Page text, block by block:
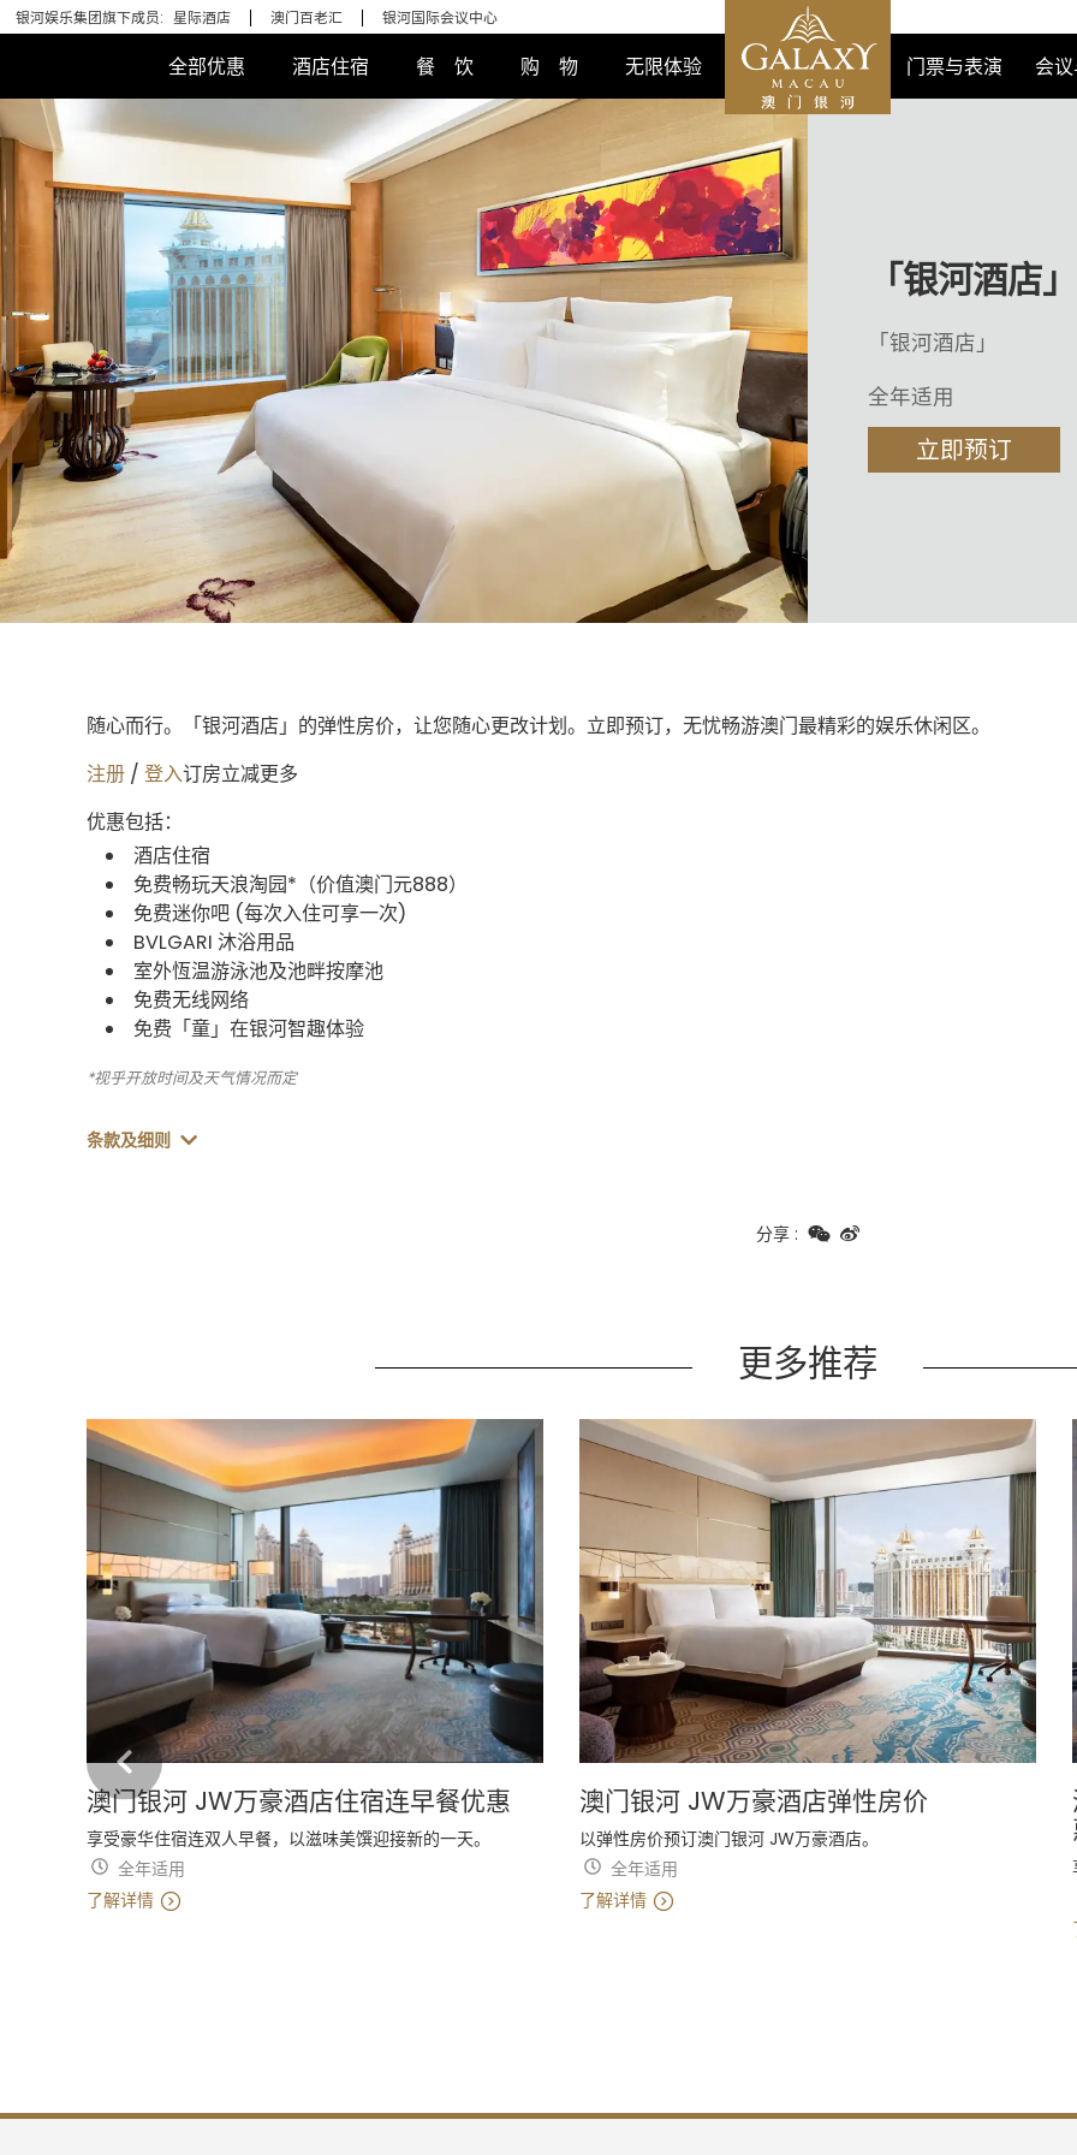
银河娱乐集团旗下成员: 星际酒店 澳门百老汇 银河国际会议中心
全部优惠 酒店住宿 餐 饮 购 物 无限体验 门票与表演 会
「银河酒店
「银河酒店」
全年适用
立即预订
随心而行。「银河酒店」的弹性房价，让您随心更改计划。立即预订，无忧畅游澳门最精彩的娱乐休闲区。
注册 / 登入订房立减更多
优惠包括：
酒店住宿
免费畅玩天浪淘园*（价值澳门元888）
免费迷你吧 (每次入住可享一次)
BVLGARI 沐浴用品
室外恆温游泳池及池畔按摩池
免费无线网络
免费「童」在银河智趣体验​
*视乎开放时间及天气情况而定
条款及细则
分享 :
更多推荐
Learn more
澳门银河 JW万豪酒店住宿连早餐优惠
享受豪华住宿连双人早餐，以滋味美馔迎接新的一天。
全年适用
了解详情
Learn more
澳门银河 JW万豪酒店弹性房价
以弹性房价预订澳门银河 JW万豪酒店。
全年适用
了解详情